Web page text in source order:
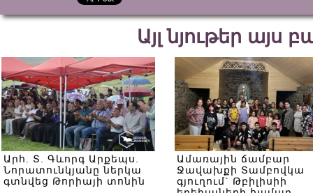
Այլ նյութեր այս
Արհ. Տ. Գևորգ Արքեպս.
Նորատունկյանը ներկա
գտնվեց Թորիայի տոնին
Ամառային ճամբար
Ջավախքի Տամբովկա
գյուղում` Թբիլիսիի